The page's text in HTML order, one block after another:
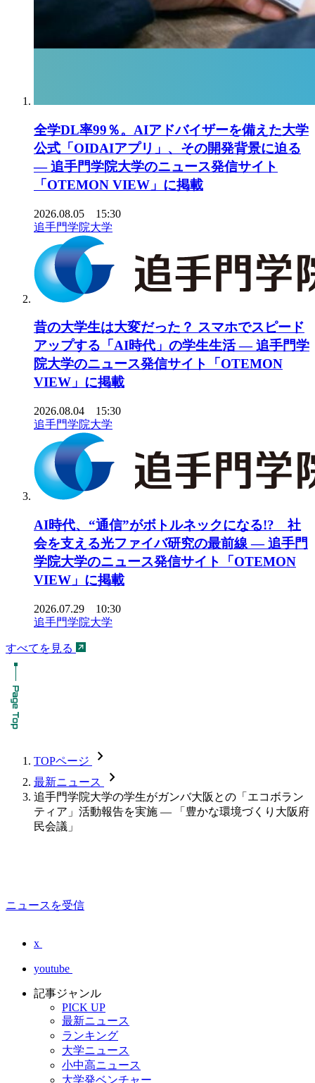
全学DL率99％。AIアドバイザーを備えた大学
公式「OIDAIアプリ」、その開発背景に迫る
― 追手門学院大学のニュース発信サイト
「OTEMON VIEW」に掲載
2026.08.05 15:30
追手門学院大学
昔の大学生は大変だった？ スマホでスピード
アップする「AI時代」の学生生活 ― 追手門学
院大学のニュース発信サイト「OTEMON
VIEW」に掲載
2026.08.04 15:30
追手門学院大学
AI時代、“通信”がボトルネックになる!? 社
会を支える光ファイバ研究の最前線 ― 追手門
学院大学のニュース発信サイト「OTEMON
VIEW」に掲載
2026.07.29 10:30
追手門学院大学
すべてを見る
TOPページ chevron_forward
最新ニュース chevron_forward
追手門学院大学の学生がガンバ大阪との「エコボラン
ティア」活動報告を実施 — 「豊かな環境づくり大阪府
民会議」
ニュースを受信
x
youtube
記事ジャンル
PICK UP
最新ニュース
ランキング
大学ニュース
小中高ニュース
大学発ベンチャー